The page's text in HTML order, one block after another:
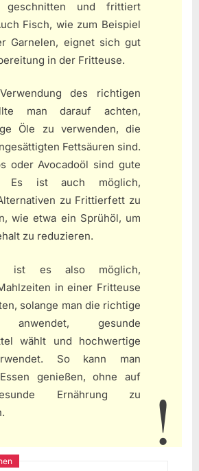
geschnitten und frittiert
Fisch, wie zum Beispiel
Garnelen, eignet sich gut
in der Fritteuse.
des richtigen
man darauf achten,
Öle zu verwenden, die
Fettsäuren sind.
oder Avocadoöl sind gute
Es ist auch möglich,
zu Frittierfett zu
wie etwa ein Sprühöl, um
zu reduzieren.
ist es also möglich,
in einer Fritteuse
solange man die richtige
anwendet, gesunde
wählt und hochwertige
So kann man
genießen, ohne auf
Ernährung zu